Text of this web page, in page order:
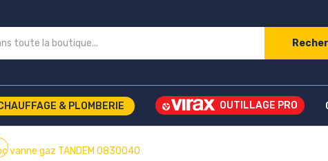
& PLOMBERIE
vanne gaz TANDEM 0830040